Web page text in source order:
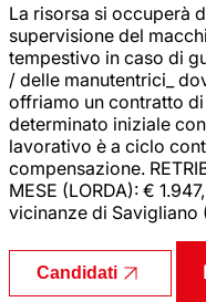
La risorsa si occuperà
supervisione del
tempestivo in caso di
/ delle manutentrici_
offriamo un contratto
determinato iniziale
lavorativo è a ciclo
compensazione.
MESE (LORDA): €
vicinanze di Savigliano
Candidati